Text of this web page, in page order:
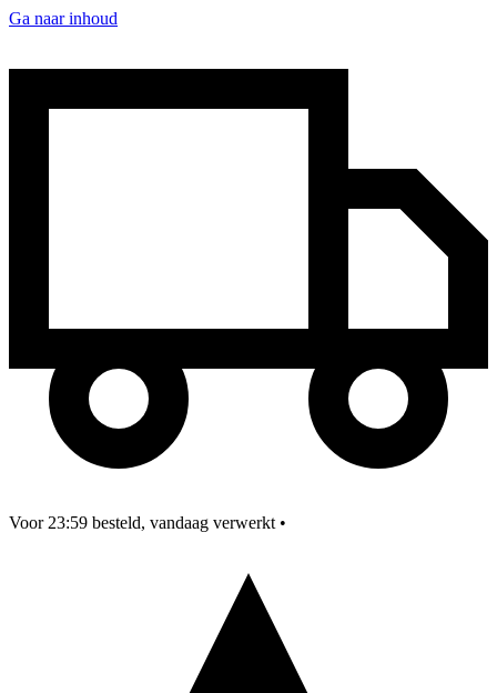
Ga naar inhoud
Voor 23:59 besteld, vandaag verwerkt •